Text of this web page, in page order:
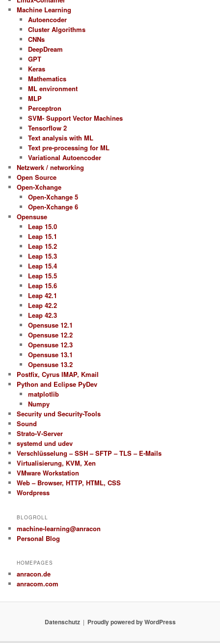
Machine Learning
Autoencoder
Cluster Algorithms
CNNs
DeepDream
GPT
Keras
Mathematics
ML environment
MLP
Perceptron
SVM- Support Vector Machines
Tensorflow 2
Text analysis with ML
Text pre-processing for ML
Variational Autoencoder
Netzwerk / networking
Open Source
Open-Xchange
Open-Xchange 5
Open-Xchange 6
Opensuse
Leap 15.0
Leap 15.1
Leap 15.2
Leap 15.3
Leap 15.4
Leap 15.5
Leap 15.6
Leap 42.1
Leap 42.2
Leap 42.3
Opensuse 12.1
Opensuse 12.2
Opensuse 12.3
Opensuse 13.1
Opensuse 13.2
Postfix, Cyrus IMAP, Kmail
Python and Eclipse PyDev
matplotlib
Numpy
Security und Security-Tools
Sound
Strato-V-Server
systemd und udev
Verschlüsselung – SSH – SFTP – TLS – E-Mails
Virtualisierung, KVM, Xen
VMware Workstation
Web – Browser, HTTP, HTML, CSS
Wordpress
BLOGROLL
machine-learning@anracon
Personal Blog
HOMEPAGES
anracon.de
anracom.com
Datenschutz Proudly powered by WordPress